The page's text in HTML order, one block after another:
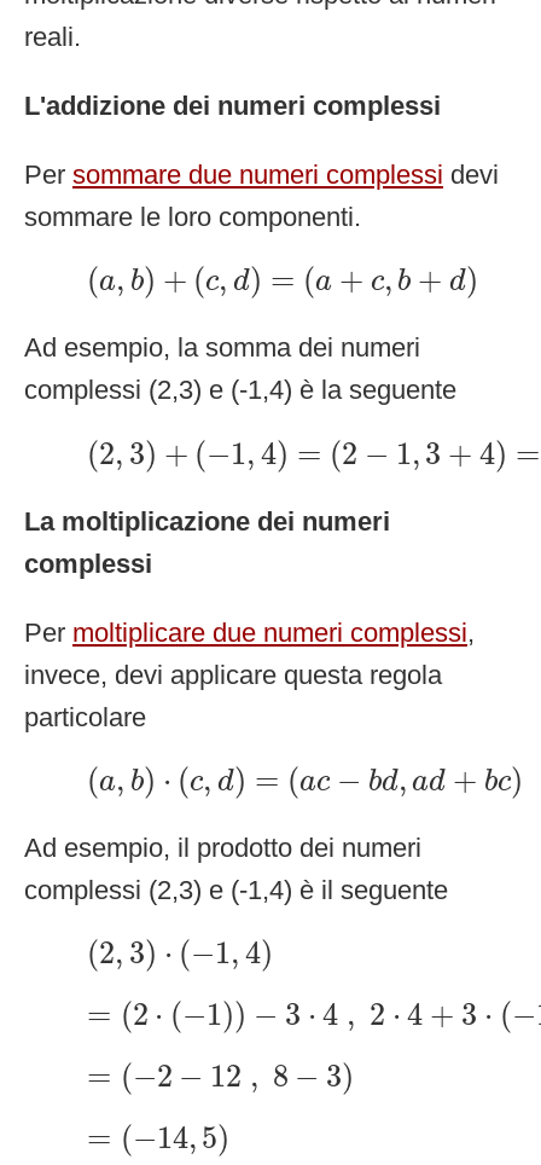
reali.
L'addizione dei numeri complessi
Per sommare due numeri complessi devi
sommare le loro componenti.
(a, b) + (c, d) = (a + c, b + d)
(a b )+( c,d (a+ c b +d )
Ad esempio, la somma dei numeri
complessi (2,3) e (-1,4) è la seguente
(2, 3) + (−1,4) = (2 − 1,3 + 4) =
2 3 +( 1, =(2 , + ) =(1
La moltiplicazione dei numeri
complessi
Per moltiplicare due numeri complessi,
invece, devi applicare questa regola
particolare
(a, b) ⋅ (c, d) = (ac − bd, ad + bc)
(a b) c,d (a d a b c
Ad esempio, il prodotto dei numeri
complessi (2,3) e (-1,4) è il seguente
(2, 3) ⋅ (−1,4)
(2 ,3 (− 1, )
= (2 ⋅ (−1)) − 3 ⋅ 4 , 2 ⋅ 4 + 3 ⋅ (−
(2 (−1 −3 4 2⋅ + ⋅ −1 )
= (−2 − 12 , 8 − 3)
= −2 12 8−
= (−14,5)
(− 14, 5)